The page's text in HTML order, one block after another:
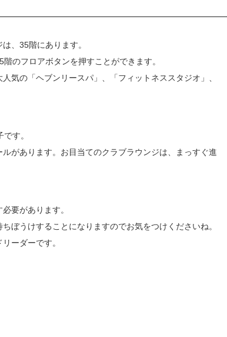
、35階にあります。
のフロアボタンを押すことができます。
気の「ヘブンリースパ」、「フィットネススタジオ」、
す。
があります。お目当てのクラブラウンジは、まっすぐ進
要があります。
ぼうけすることになりますのでお気をつけくださいね。
ーダーです。